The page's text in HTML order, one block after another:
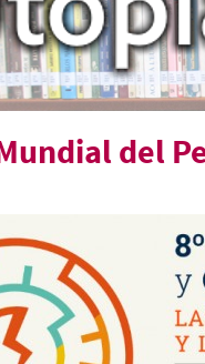
del